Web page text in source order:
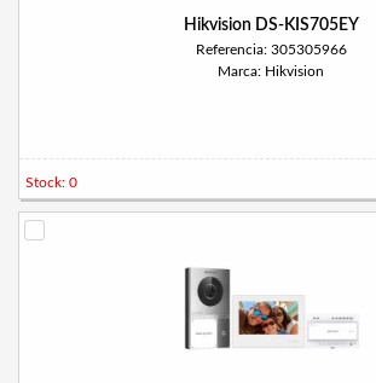
Hikvision DS-KIS705EY
Referencia: 305305966
Marca: Hikvision
Stock: 0